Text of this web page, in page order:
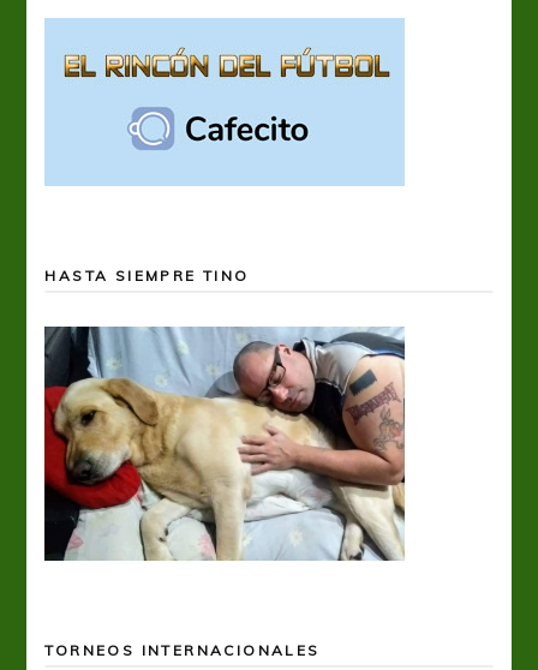
HASTA SIEMPRE TINO
TORNEOS INTERNACIONALES